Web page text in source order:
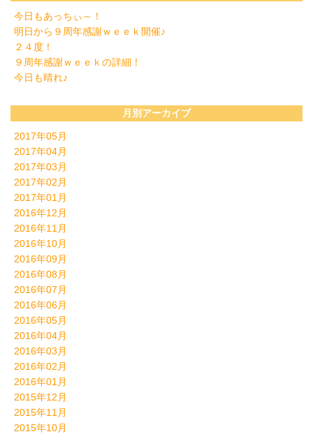
今日もあっちぃ～！
明日から９周年感謝ｗｅｅｋ開催♪
２４度！
９周年感謝ｗｅｅｋの詳細！
今日も晴れ♪
月別アーカイブ
2017年05月
2017年04月
2017年03月
2017年02月
2017年01月
2016年12月
2016年11月
2016年10月
2016年09月
2016年08月
2016年07月
2016年06月
2016年05月
2016年04月
2016年03月
2016年02月
2016年01月
2015年12月
2015年11月
2015年10月